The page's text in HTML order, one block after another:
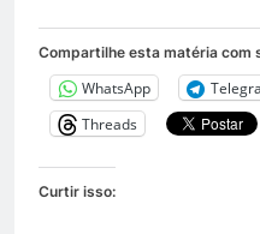
Compartilhe esta matéria com
WhatsApp
Threads
Curtir isso: